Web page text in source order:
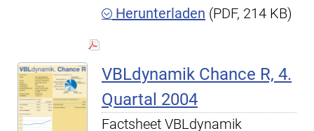
Herunterladen (PDF, 214 KB)
VBLdynamik Chance R, 4.
Quartal 2004
Factsheet VBLdynamik